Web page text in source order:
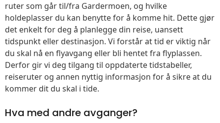
ruter som går til/fra Gardermoen, og hvilke
holdeplasser du kan benytte for å komme hit. Dette gjør
det enkelt for deg å planlegge din reise, uansett
tidspunkt eller destinasjon. Vi forstår at tid er viktig når
du skal nå en flyavgang eller bli hentet fra flyplassen.
Derfor gir vi deg tilgang til oppdaterte tidstabeller,
reiseruter og annen nyttig informasjon for å sikre at du
kommer dit du skal i tide.
Hva med andre avganger?